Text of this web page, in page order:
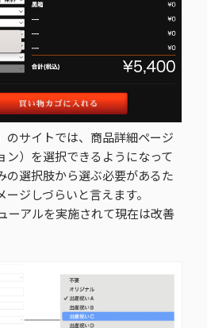
のサイトでは、商品詳細ページ
ン）を選択できるようになって
の選択肢から選ぶ必要があるた
ジしづらいと言えます。
ーアルを実施されて現在は改善